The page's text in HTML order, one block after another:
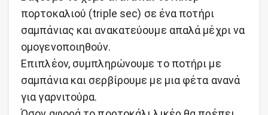
πορτοκαλιού (triple sec) σε ένα ποτήρι
σαμπάνιας και ανακατεύουμε απαλά μέχρι να
ομογενοποιηθούν.
Επιπλέον, συμπληρώνουμε το ποτήρι με
σαμπάνια και σερβίρουμε με μια φέτα ανανά
για γαρνιτούρα.